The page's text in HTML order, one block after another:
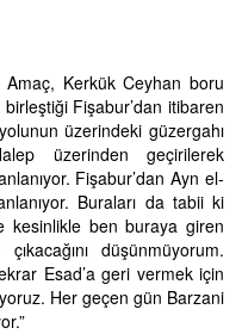
Amaç, Kerkük Ceyhan boru
birleştiği Fişabur’dan itibaren
üzerindeki güzergahı
üzerinden geçirilerek
Fişabur’dan Ayn el-
Buraları da tabii ki
kesinlikle ben buraya giren
düşünmüyorum.
Esad’a geri vermek için
Her geçen gün Barzani